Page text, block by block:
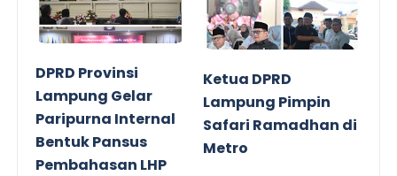
DPRD Provinsi
Lampung Gelar
Paripurna Internal
Bentuk Pansus
Pembahasan LHP
Ketua DPRD
Lampung Pimpin
Safari Ramadhan di
Metro